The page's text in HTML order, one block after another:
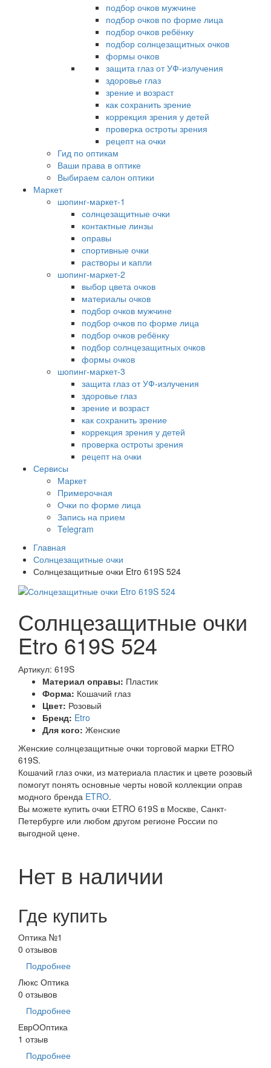
подбор очков мужчине
подбор очков по форме лица
подбор очков ребёнку
подбор солнцезащитных очков
формы очков
защита глаз от УФ-излучения
здоровье глаз
зрение и возраст
как сохранить зрение
коррекция зрения у детей
проверка остроты зрения
рецепт на очки
Гид по оптикам
Ваши права в оптике
Выбираем салон оптики
Маркет
шопинг-маркет-1
солнцезащитные очки
контактные линзы
оправы
спортивные очки
растворы и капли
шопинг-маркет-2
выбор цвета очков
материалы очков
подбор очков мужчине
подбор очков по форме лица
подбор очков ребёнку
подбор солнцезащитных очков
формы очков
шопинг-маркет-3
защита глаз от УФ-излучения
здоровье глаз
зрение и возраст
как сохранить зрение
коррекция зрения у детей
проверка остроты зрения
рецепт на очки
Сервисы
Маркет
Примерочная
Очки по форме лица
Запись на прием
Telegram
Главная
Солнцезащитные очки
Солнцезащитные очки Etro 619S 524
Солнцезащитные очки
Etro 619S 524
Артикул: 619S
Материал оправы: Пластик
Форма: Кошачий глаз
Цвет: Розовый
Бренд: Etro
Для кого: Женские
Женские солнцезащитные очки торговой марки ETRO
619S.
Кошачий глаз очки, из материала пластик и цвете розовый
помогут понять основные черты новой коллекции оправ
модного бренда ETRO.
Вы можете купить очки ETRO 619S в Москве, Санкт-
Петербурге или любом другом регионе России по
выгодной цене.
Нет в наличии
Где купить
Оптика №1
0 отзывов
Подробнее
Люкс Оптика
0 отзывов
Подробнее
ЕврООптика
1 отзыв
Подробнее